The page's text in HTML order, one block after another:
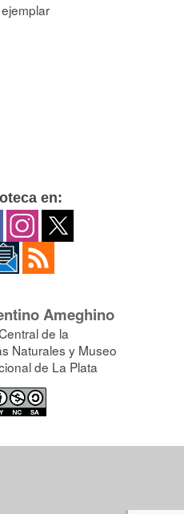
en:
Ameghino
de la
Naturales y Museo
de La Plata